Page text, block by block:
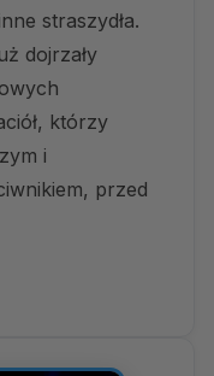
straszydła.
dojrzały
którzy
i
przed